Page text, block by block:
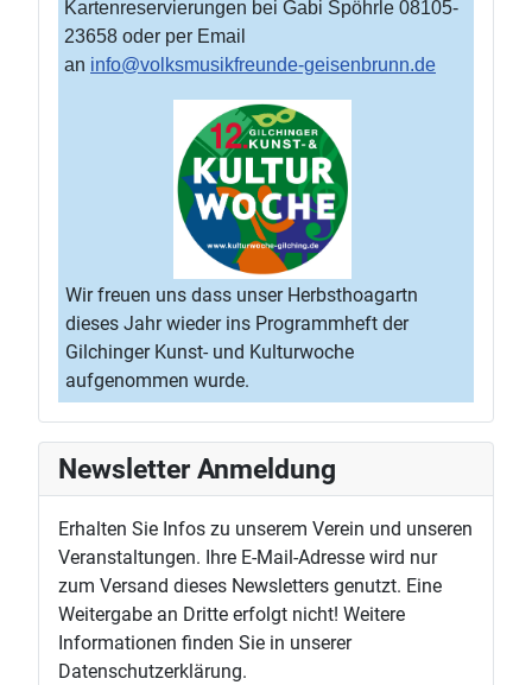
Kartenreservierungen bei Gabi Spöhrle 08105-
23658 oder per Email
an info@volksmusikfreunde-geisenbrunn.de
Wir freuen uns dass unser Herbsthoagartn
dieses Jahr wieder ins Programmheft der
Gilchinger Kunst- und Kulturwoche
aufgenommen wurde.
Newsletter Anmeldung
Erhalten Sie Infos zu unserem Verein und unseren
Veranstaltungen. Ihre E-Mail-Adresse wird nur
zum Versand dieses Newsletters genutzt. Eine
Weitergabe an Dritte erfolgt nicht! Weitere
Informationen finden Sie in unserer
Datenschutzerklärung.